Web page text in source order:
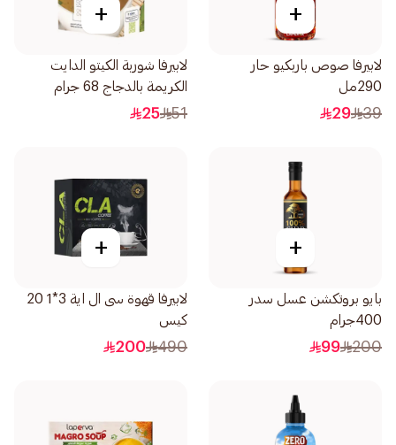
+
لابيرفا صوص باربكيو حار
290مل
39
29
+
لابيرفا شوربة الكيتو الدايت
الكريمة بالدجاج 68 جرام
51
25
+
بايو بروتكشن عسل سدر
400جرام
200
99
+
لابيرفا قهوة سى ال اية 3*1 20
كيس
490
200